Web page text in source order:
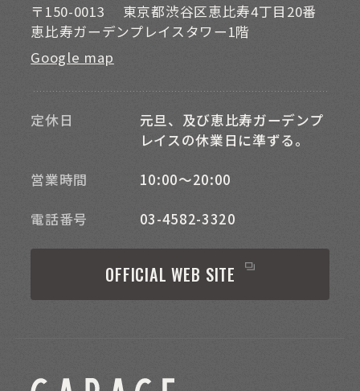
〒150-0013
東京都渋谷区恵比寿4丁目20番
恵比寿ガーデンプレイスタワー1階
Google map
定休日
元旦、及び恵比寿ガーデンプ
レイスの休業日に準ずる。
営業時間 10:00～20:00
電話番号 03-4582-3320
OFFICIAL WEB SITE